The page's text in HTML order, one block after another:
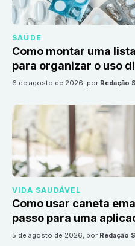
SAÚDE
Como montar uma
para organizar o uso
6 de agosto de 2026, por Redação
VIDA SAUDÁVEL
Como usar caneta
passo para uma
5 de agosto de 2026, por Redação